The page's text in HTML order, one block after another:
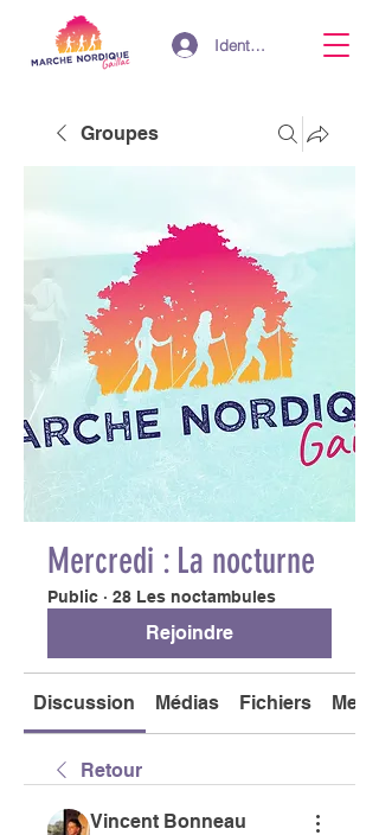
Identifiant
Groupes
Mercredi : La nocturne
Public · 28 Les noctambules
Rejoindre
Discussion Médias Fichiers
Retour
Vincent Bonneau